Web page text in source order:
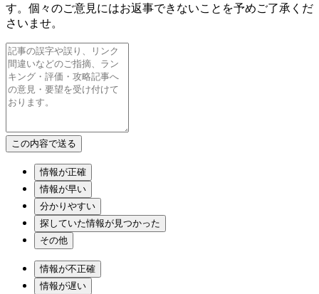
す。個々のご意見にはお返事できないことを予めご了承くだ
さいませ。
情報が正確
情報が早い
分かりやすい
探していた情報が見つかった
その他
情報が不正確
情報が遅い